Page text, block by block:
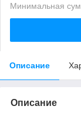
Минимальная
Описание
Описание